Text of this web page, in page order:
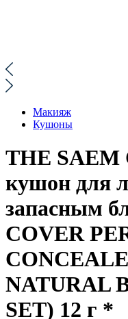
Макияж
Кушоны
THE
кушон для
запасным
COVER
NATURAL
SET) 12 г *